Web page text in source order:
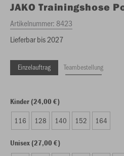
JAKO Trainingshose
Artikelnummer:8423
Lieferbar bis 2027
Einzelauftrag Teambestellung
Kinder (24,00 €)
116 128 140 152 164
Unisex (27,00 €)